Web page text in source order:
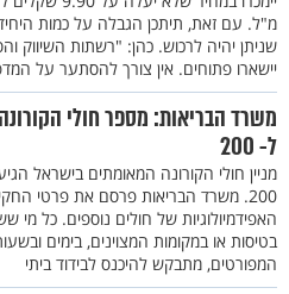
מ"ל. עם זאת, תיתכן הגבלה על כמות
שניתן יהיה לרכוש. כהן: "רשתות השיווק
יישארו פתוחים. אין צורך להסתער על
משרד הבריאות: מספר חולי
ל- 200
מניין חולי הקורונה המאומתים בישראל
200. משרד הבריאות פרסם את פרטי
האפידמיולוגיות של חולים נוספים. כל מי
בטיסות או במקומות המצוינים, בימים
המפורטים, מתבקש להיכנס לבידוד ביתי